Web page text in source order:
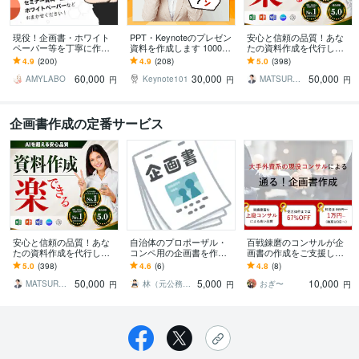
現役！企画書・ホワイト
ペーパー等を丁寧に作成
します 15年越のキャリ
ア、グランプリ受賞スキ
ルで迅速に対応
4.9 (200)
AMYLABO
60,000 円
PPT・Keynoteのプレゼン
資料を作成します 1000回
以上のプレゼン経験者が
効果的な資料をご提案し
ます
4.9 (208)
Keynote101 30,000 円
安心と信頼の品質！あな
たの資料作成を代行しま
す AI任せでは終わらな
い、成果と本質を捉えた
資料作成サポート
5.0 (398)
MATSURYU｜まつりゅう
50,000 円
企画書作成の定番サービス
安心と信頼の品質！あな
たの資料作成を代行しま
す AI任せでは終わらな
い、成果と本質を捉えた
資料作成サポート
5.0 (398)
MATSURYU｜まつりゅう
50,000 円
自治体のプロポーザル・
コンペ用の企画書を作成
します 自治体で審査員を
行ってきた知識・経験を
伝授します
4.6 (6)
林（元公務員－面接官・論文採点歴16年）
5,000 円
百戦錬磨のコンサルが企
画書の作成をご支援しま
す 実績豊富な大手外資フ
ァームの現役コンサルタ
ントがサポート
4.8 (8)
おぎ〜
10,000 円